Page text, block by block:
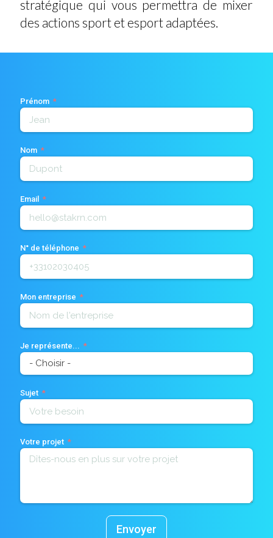
stratégique qui vous permettra de mixer
des actions sport et esport adaptées.
Prénom
Nom
Email
N° de téléphone
Mon entreprise
Je représente...
Sujet
Votre projet
Envoyer